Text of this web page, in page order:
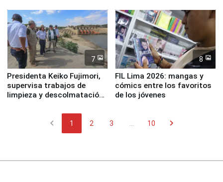
7
Presidenta Keiko Fujimori,
supervisa trabajos de
limpieza y descolmatación
8
FIL Lima 2026: mangas y
cómics entre los favoritos
de los jóvenes
chevron_left 1 2 3 10 chevron_right